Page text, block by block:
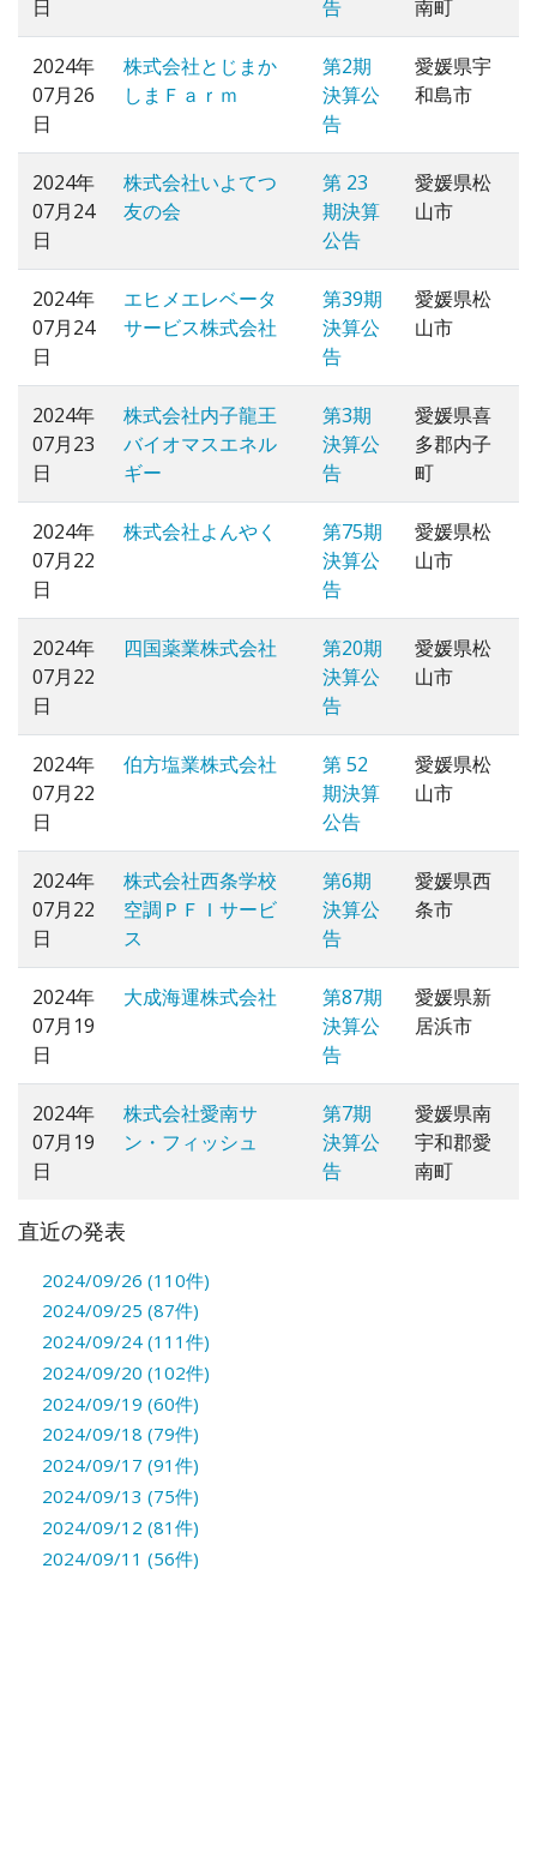
日 告 南町
2024年
07月26
日
株式会社とじまか
しまＦａｒｍ
第2期
決算公
告
愛媛県宇
和島市
2024年
07月24
日
株式会社いよてつ
友の会
第 23
期決算
公告
愛媛県松
山市
2024年
07月24
日
エヒメエレベータ
サービス株式会社
第39期
決算公
告
愛媛県松
山市
2024年
07月23
日
株式会社内子龍王
バイオマスエネル
ギー
第3期
決算公
告
愛媛県喜
多郡内子
町
2024年
07月22
日
株式会社よんやく
第75期
決算公
告
愛媛県松
山市
2024年
07月22
日
四国薬業株式会社
第20期
決算公
告
愛媛県松
山市
2024年
07月22
日
伯方塩業株式会社
第 52
期決算
公告
愛媛県松
山市
2024年
07月22
日
株式会社西条学校
空調ＰＦＩサービ
ス
第6期
決算公
告
愛媛県西
条市
2024年
07月19
日
大成海運株式会社
第87期
決算公
告
愛媛県新
居浜市
2024年
07月19
日
株式会社愛南サ
ン・フィッシュ
第7期
決算公
告
愛媛県南
宇和郡愛
南町
直近の発表
2024/09/26 (110件)
2024/09/25 (87件)
2024/09/24 (111件)
2024/09/20 (102件)
2024/09/19 (60件)
2024/09/18 (79件)
2024/09/17 (91件)
2024/09/13 (75件)
2024/09/12 (81件)
2024/09/11 (56件)